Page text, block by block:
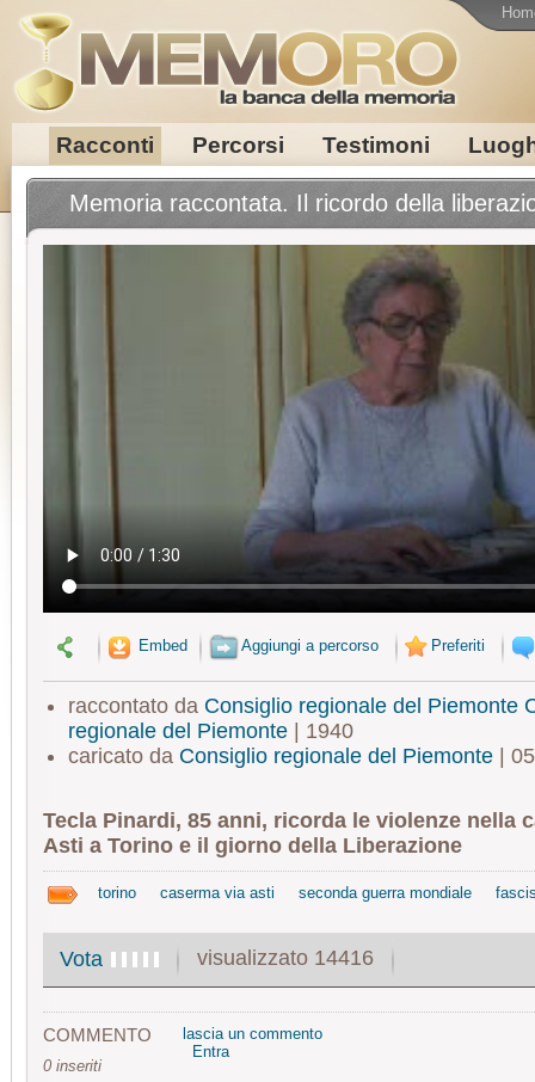
Racconti Percorsi Testimoni
Memoria raccontata. Il ricordo della
Embed Aggiungi a percorso Preferiti
raccontato da Consiglio regionale del Piemonte
regionale del Piemonte| 1940
caricato da Consiglio regionale del Piemonte|
Tecla Pinardi, 85 anni, ricorda le violenze nella
Asti a Torino e il giorno della Liberazione
torino caserma via asti seconda guerra mondiale
Vota visualizzato 14416
COMMENTO
0 inseriti
lascia un commento
Entra